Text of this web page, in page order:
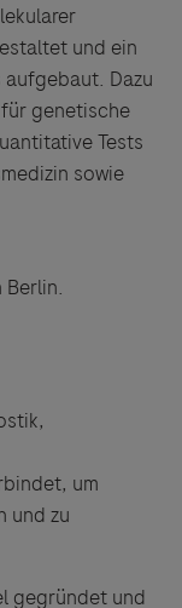
und ein
Dazu
genetische
Tests
sowie
um
und zu
gegründet und